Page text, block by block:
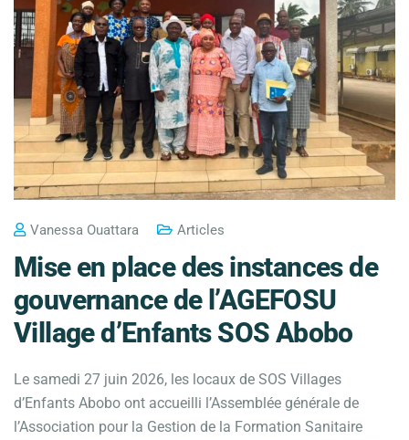
Vanessa Ouattara Articles
Mise en place des instances de
gouvernance de l’AGEFOSU
Village d’Enfants SOS Abobo
Le samedi 27 juin 2026, les locaux de SOS Villages
d’Enfants Abobo ont accueilli l’Assemblée générale de
l’Association pour la Gestion de la Formation Sanitaire